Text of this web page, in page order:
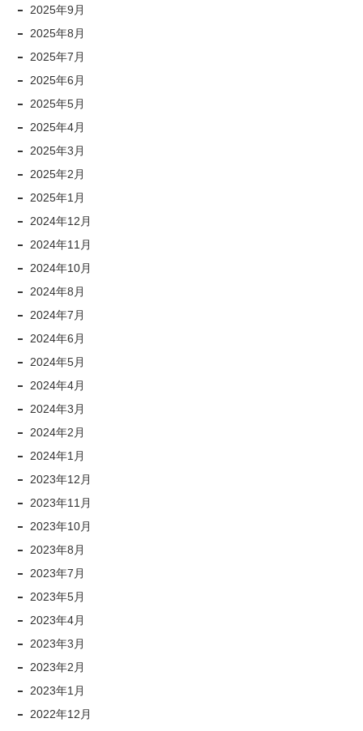
2025年9月
2025年8月
2025年7月
2025年6月
2025年5月
2025年4月
2025年3月
2025年2月
2025年1月
2024年12月
2024年11月
2024年10月
2024年8月
2024年7月
2024年6月
2024年5月
2024年4月
2024年3月
2024年2月
2024年1月
2023年12月
2023年11月
2023年10月
2023年8月
2023年7月
2023年5月
2023年4月
2023年3月
2023年2月
2023年1月
2022年12月